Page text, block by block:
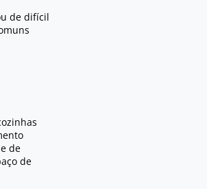
de difícil
de
de